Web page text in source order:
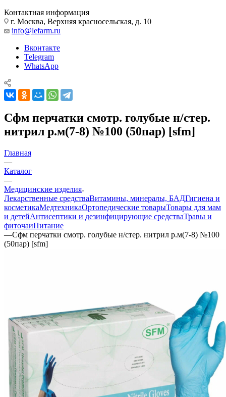
Контактная информация
г. Москва, Верхняя красносельская, д. 10
info@lefarm.ru
Вконтакте
Telegram
WhatsApp
Сфм перчатки смотр. голубые н/стер.
нитрил р.м(7-8) №100 (50пар) [sfm]
Главная
—
Каталог
—
Медицинские изделия
Лекарственные средстваВитамины, минералы, БАДГигиена и
косметикаМедтехникаОртопедические товарыТовары для мам
и детейАнтисептики и дезинфицирующие средстваТравы и
фиточаиПитание
—Сфм перчатки смотр. голубые н/стер. нитрил р.м(7-8) №100
(50пар) [sfm]